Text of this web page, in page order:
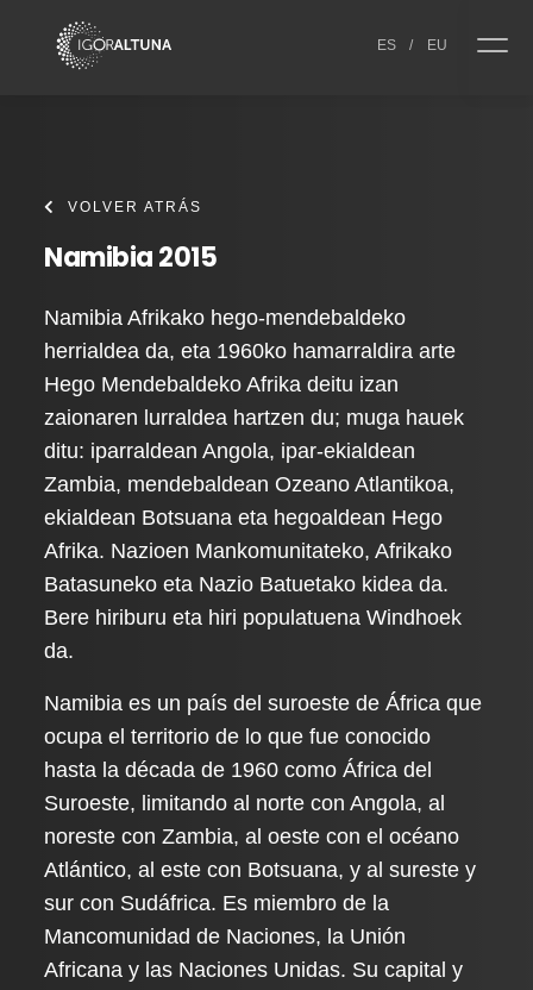
ES / EU
VOLVER ATRÁS
Namibia 2015
Namibia Afrikako hego-mendebaldeko
herrialdea da, eta 1960ko hamarraldira arte
Hego Mendebaldeko Afrika deitu izan
zaionaren lurraldea hartzen du; muga hauek
ditu: iparraldean Angola, ipar-ekialdean
Zambia, mendebaldean Ozeano Atlantikoa,
ekialdean Botsuana eta hegoaldean Hego
Afrika. Nazioen Mankomunitateko, Afrikako
Batasuneko eta Nazio Batuetako kidea da.
Bere hiriburu eta hiri populatuena Windhoek
da.
Namibia es un país del suroeste de África que
ocupa el territorio de lo que fue conocido
hasta la década de 1960 como África del
Suroeste, limitando al norte con Angola, al
noreste con Zambia, al oeste con el océano
Atlántico, al este con Botsuana, y al sureste y
sur con Sudáfrica. Es miembro de la
Mancomunidad de Naciones, la Unión
Africana y las Naciones Unidas. Su capital y